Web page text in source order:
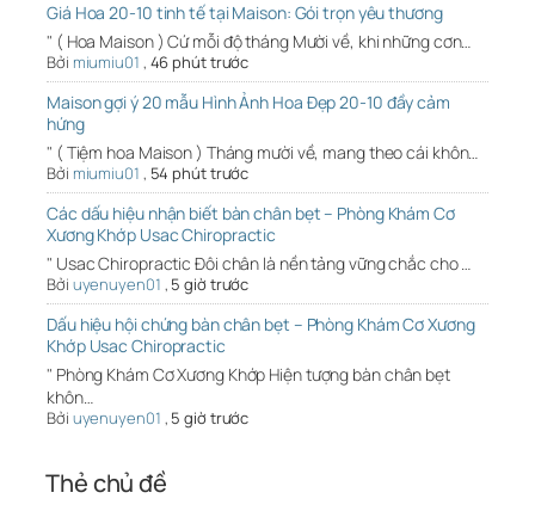
Giá Hoa 20-10 tinh tế tại Maison: Gói trọn yêu thương
" ( Hoa Maison ) Cứ mỗi độ tháng Mười về, khi những cơn…
Bởi miumiu01 , 46 phút trước
Maison gợi ý 20 mẫu Hình Ảnh Hoa Đẹp 20-10 đầy cảm
hứng
" ( Tiệm hoa Maison ) Tháng mười về, mang theo cái khôn…
Bởi miumiu01 , 54 phút trước
Các dấu hiệu nhận biết bàn chân bẹt – Phòng Khám Cơ
Xương Khớp Usac Chiropractic
" Usac Chiropractic Đôi chân là nền tảng vững chắc cho …
Bởi uyenuyen01 , 5 giờ trước
Dấu hiệu hội chứng bàn chân bẹt – Phòng Khám Cơ Xương
Khớp Usac Chiropractic
" Phòng Khám Cơ Xương Khớp Hiện tượng bàn chân bẹt
khôn…
Bởi uyenuyen01 , 5 giờ trước
Thẻ chủ đề